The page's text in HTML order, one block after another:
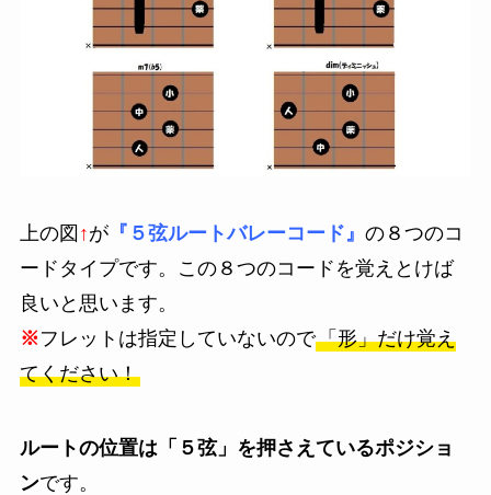
上の図 ↑が『５弦ルートバレーコード』 の８つのコ
ードタイプです。この８つのコードを覚えとけば
良いと思います。
※フレットは指定していないので「形」だけ覚え
てください！
ルートの位置は「５弦」を押さえているポジショ
ンです。